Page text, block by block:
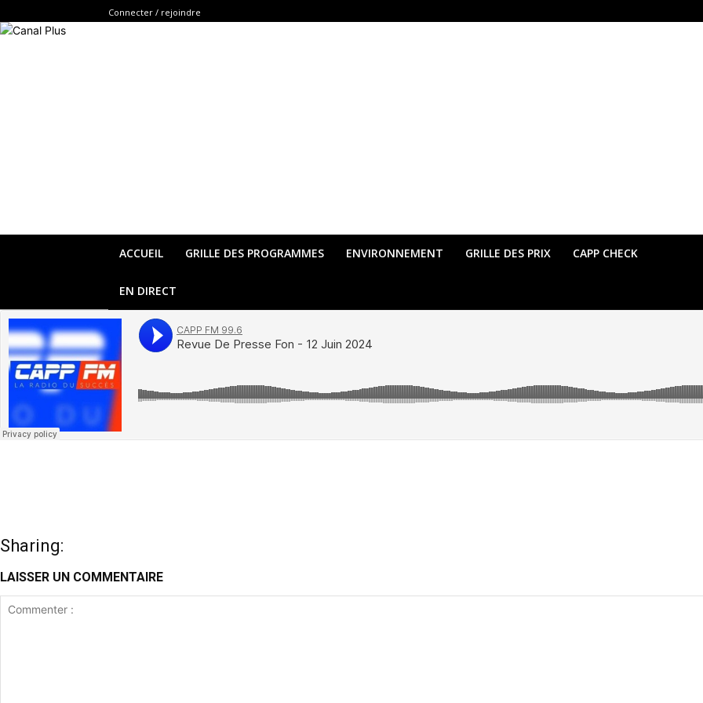
Connecter / rejoindre
ACCUEIL GRILLE DES PROGRAMMES ENVIRONNEMENT GRILLE DES PRIX CAPP CHECK
EN DIRECT
Sharing:
LAISSER UN COMMENTAIRE